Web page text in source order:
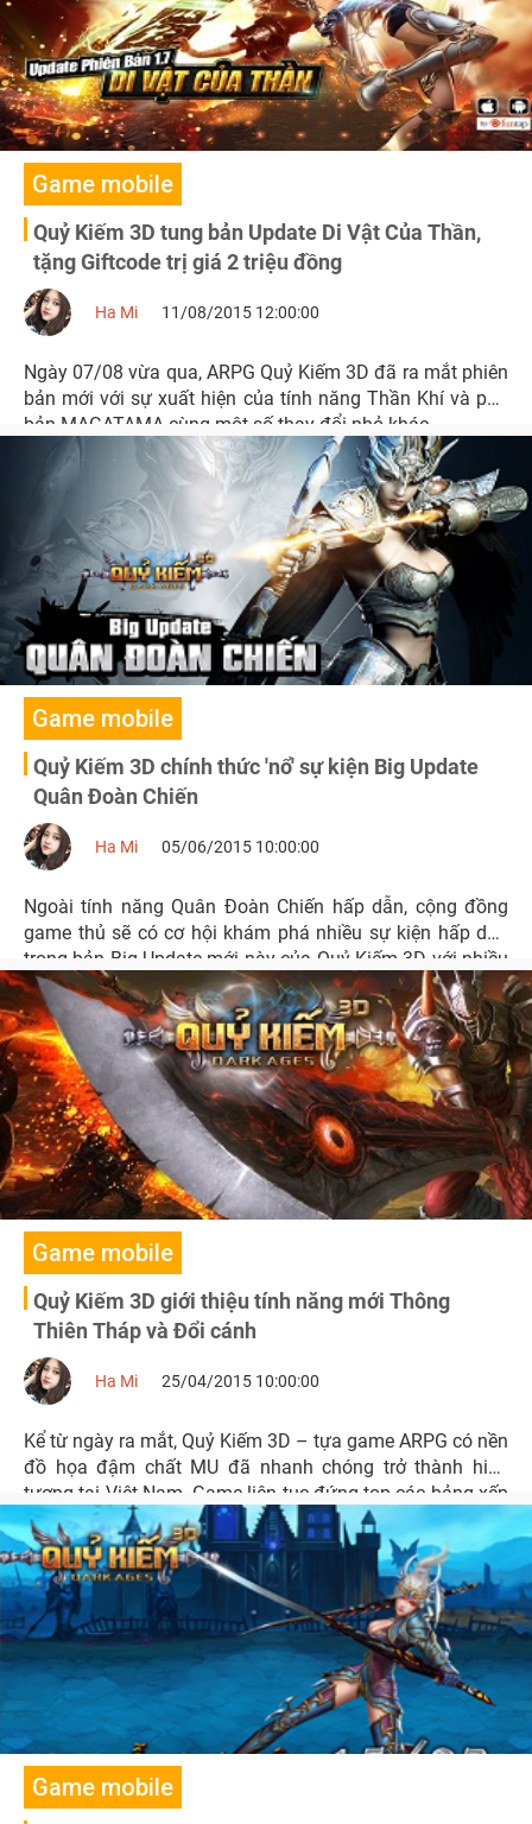
Game mobile
Quỷ Kiếm 3D tung bản Update Di Vật Của Thần,
tặng Giftcode trị giá 2 triệu đồng
Ha Mi 11/08/2015 12:00:00
Ngày 07/08 vừa qua, ARPG Quỷ Kiếm 3D đã ra mắt phiên
bản mới với sự xuất hiện của tính năng Thần Khí và phụ
bản MAGATAMA cùng một số thay đổi nhỏ khác.
Game mobile
Quỷ Kiếm 3D chính thức 'nổ' sự kiện Big Update
Quân Đoàn Chiến
Ha Mi 05/06/2015 10:00:00
Ngoài tính năng Quân Đoàn Chiến hấp dẫn, cộng đồng
game thủ sẽ có cơ hội khám phá nhiều sự kiện hấp dẫn
trong bản Big Update mới này của Quỷ Kiếm 3D với nhiều
ưu đãi và quà tặng trị giá lên tới 5 triệu đồng!
Game mobile
Quỷ Kiếm 3D giới thiệu tính năng mới Thông
Thiên Tháp và Đổi cánh
Ha Mi 25/04/2015 10:00:00
Kể từ ngày ra mắt, Quỷ Kiếm 3D – tựa game ARPG có nền
đồ họa đậm chất MU đã nhanh chóng trở thành hiện
tượng tại Việt Nam. Game liên tục đứng top các bảng xếp
hạng trên App Store và Google Play.
Game mobile